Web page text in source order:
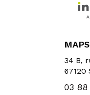
34 B,
67120
03 88